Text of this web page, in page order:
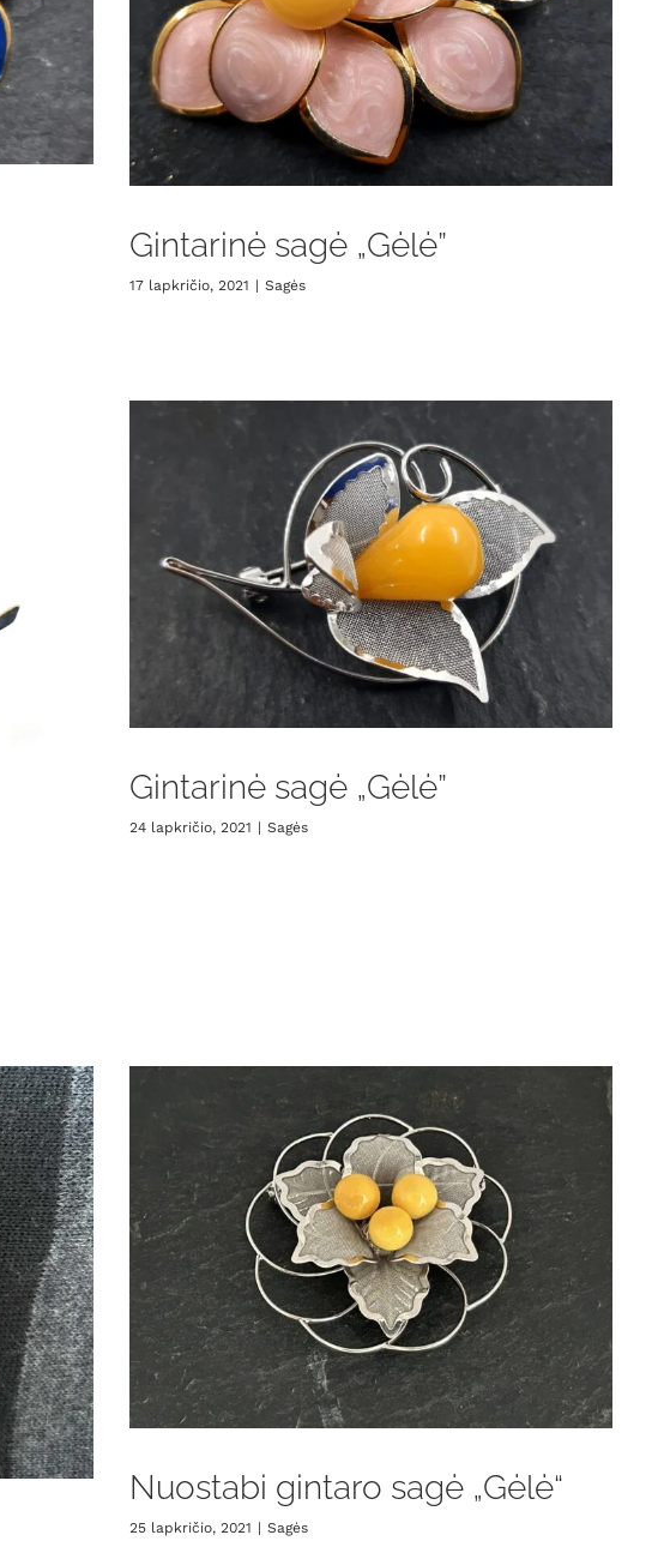
Gintarinė sagė „Gėlė”
17 lapkričio, 2021 | Sagės
Gintarinė sagė „Gėlė”
24 lapkričio, 2021 | Sagės
Nuostabi gintaro sagė „Gėlė“
25 lapkričio, 2021 | Sagės